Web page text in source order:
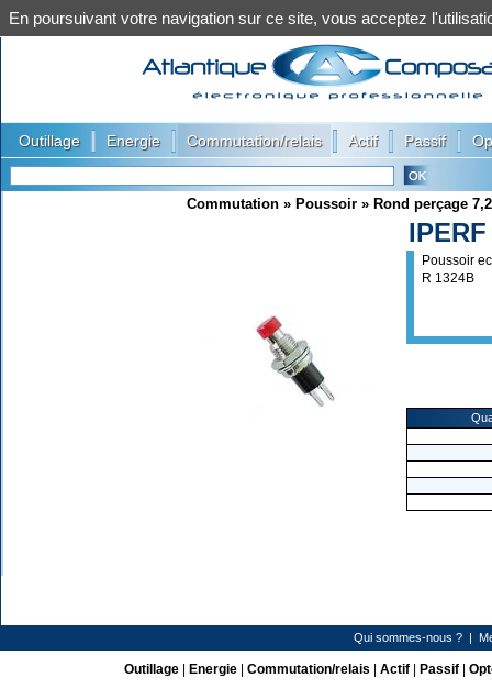
Outillage Energie Commutation/relais Actif Passif
Commutation » Poussoir » Rond perçage
IPERF
Poussoir
R 1324B
Qui sommes-nous ? |
Outillage| Energie| Commutation/relais Actif| Passif|
En poursuivant votre navigation sur ce site, vous acceptez